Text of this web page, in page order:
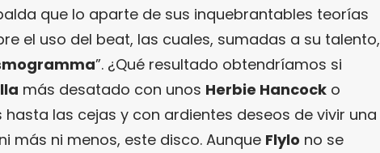
que lo aparte de sus inquebrantables teorías
el uso del beat, las cuales, sumadas a su talento,
”. ¿Qué resultado obtendríamos si
más desatado con unos Herbie Hancock o
hasta las cejas y con ardientes deseos de vivir una
más ni menos, este disco. Aunque Flylo no se